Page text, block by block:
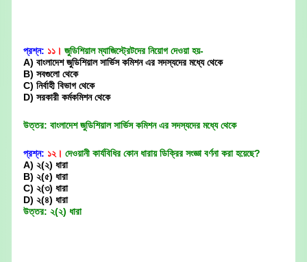
প্রশ্ন: ১১। জুডিশিয়াল ম্যাজিস্ট্রেটদের নিয়োগ দেওয়া হয়-
A) বাংলাদেশ জুডিশিয়াল সার্ভিস কমিশন এর সদস্যদের মধ্যে থেকে
B) সবগুলো থেকে
C) নির্বাহী বিভাগ থেকে
D) সরকারী কর্মকমিশন থেকে
উত্তর: বাংলাদেশ জুডিশিয়াল সার্ভিস কমিশন এর সদস্যদের মধ্যে থেকে
প্রশ্ন: ১২। দেওয়ানী কার্যবিধির কোন ধারায় ডিক্রির সংজ্ঞা বর্ণনা করা হয়েছে?
A) ২(২) ধারা
B) ২(৫) ধারা
C) ২(৩) ধারা
D) ২(৪) ধারা
উত্তর: ২(২) ধারা